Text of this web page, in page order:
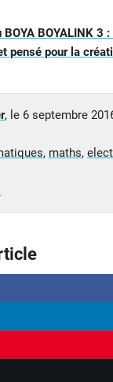
BOYA BOYALINK 3
pensé pour la
, le 6 septembre
, maths,